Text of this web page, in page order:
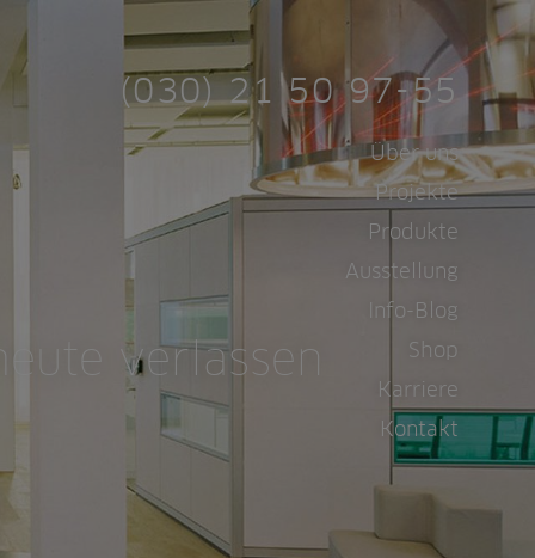
(030) 21 50 97-55
Navigation
überspringen
Über uns
Projekte
Produkte
Ausstellung
Info-Blog
Shop
Karriere
Kontakt
verlassen